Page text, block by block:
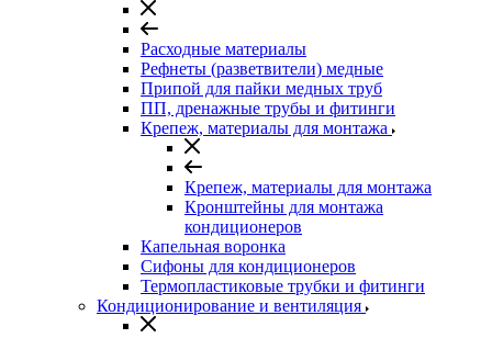
Расходные материалы
Рефнеты (разветвители) медные
Припой для пайки медных труб
ПП, дренажные трубы и фитинги
Крепеж, материалы для монтажа
Крепеж, материалы для монтажа
Кронштейны для монтажа
кондиционеров
Капельная воронка
Сифоны для кондиционеров
Термопластиковые трубки и фитинги
Кондиционирование и вентиляция